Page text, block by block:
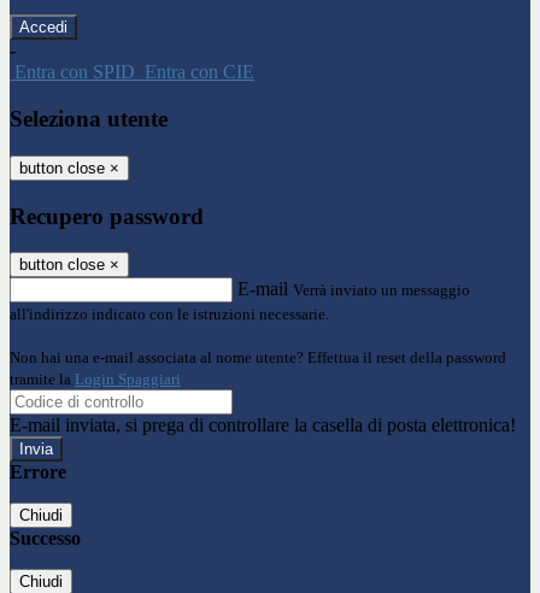
-
Entra con SPID Entra con CIE
Seleziona utente
button close ×
Recupero password
button close ×
E-mail Verrà inviato un messaggio
all'indirizzo indicato con le istruzioni necessarie.
Non hai una e-mail associata al nome utente? Effettua il reset della password
tramite la Login Spaggiari
E-mail inviata, si prega di controllare la casella di posta elettronica!
Errore
Chiudi
Successo
Chiudi